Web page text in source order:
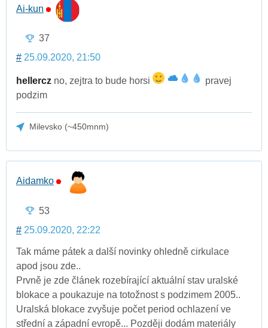
Ai-kun
37
# 25.09.2020, 21:50
hellercz no, zejtra to bude horsi
pravej
podzim
Milevsko (~450mnm)
Aidamko
53
# 25.09.2020, 22:22
Tak máme pátek a další novinky ohledně cirkulace
apod jsou zde..
Prvně je zde článek rozebírající aktuální stav uralské
blokace a poukazuje na totožnost s podzimem 2005..
Uralská blokace zvyšuje počet period ochlazení ve
střední a západní evropě... Později dodám materiály